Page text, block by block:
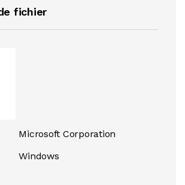
fichier
Microsoft Corporation
Windows